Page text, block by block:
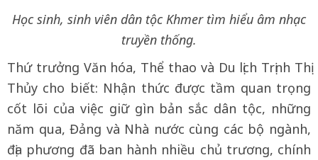
Học sinh, sinh viên dân tộc Khmer tìm hiểu âm nhạc
truyền thống.
Thứ trưởng Văn hóa, Thể thao và Du lịch Trịnh Thị
Thủy cho biết: Nhận thức được tầm quan trọng
cốt lõi của việc giữ gìn bản sắc dân tộc, những
năm qua, Đảng và Nhà nước cùng các bộ ngành,
địa phương đã ban hành nhiều chủ trương, chính